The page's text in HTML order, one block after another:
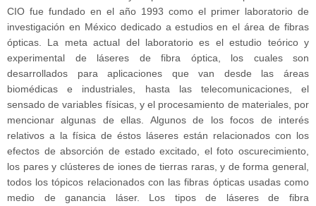
CIO fue fundado en el año 1993 como el primer laboratorio de
investigación en México dedicado a estudios en el área de fibras
ópticas. La meta actual del laboratorio es el estudio teórico y
experimental de láseres de fibra óptica, los cuales son
desarrollados para aplicaciones que van desde las áreas
biomédicas e industriales, hasta las telecomunicaciones, el
sensado de variables físicas, y el procesamiento de materiales, por
mencionar algunas de ellas. Algunos de los focos de interés
relativos a la física de éstos láseres están relacionados con los
efectos de absorción de estado excitado, el foto oscurecimiento,
los pares y clústeres de iones de tierras raras, y de forma general,
todos los tópicos relacionados con las fibras ópticas usadas como
medio de ganancia láser. Los tipos de láseres de fibra